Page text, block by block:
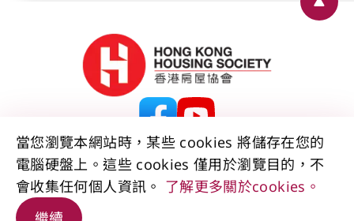
聯絡我們免責聲明版權公告私隱政策聲明
資料公開聲明 無障礙聲明網站地圖
當您瀏覽本網站時，某些 cookies 將儲存在您的
電腦硬盤上。這些 cookies 僅用於瀏覽目的，不
會收集任何個人資訊。 了解更多關於cookies。